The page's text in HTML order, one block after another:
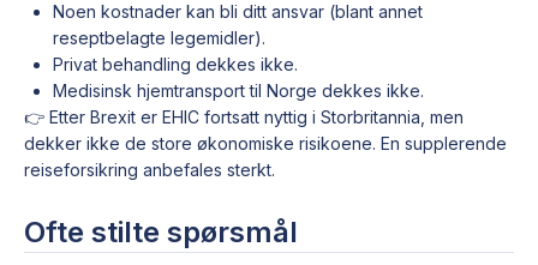
Noen kostnader kan bli ditt ansvar (blant annet
reseptbelagte legemidler).
Privat behandling dekkes ikke.
Medisinsk hjemtransport til Norge dekkes ikke.
👉 Etter Brexit er EHIC fortsatt nyttig i Storbritannia, men
dekker ikke de store økonomiske risikoene. En supplerende
reiseforsikring anbefales sterkt.
Ofte stilte spørsmål